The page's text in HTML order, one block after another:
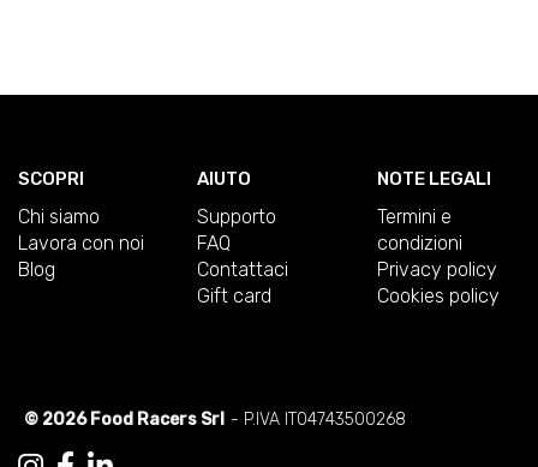
SCOPRI
Chi siamo
Lavora con noi
Blog
AIUTO
Supporto
FAQ
Contattaci
Gift card
NOTE LEGALI
Termini e
condizioni
Privacy policy
Cookies policy
© 2026 Food Racers Srl - P.IVA IT04743500268